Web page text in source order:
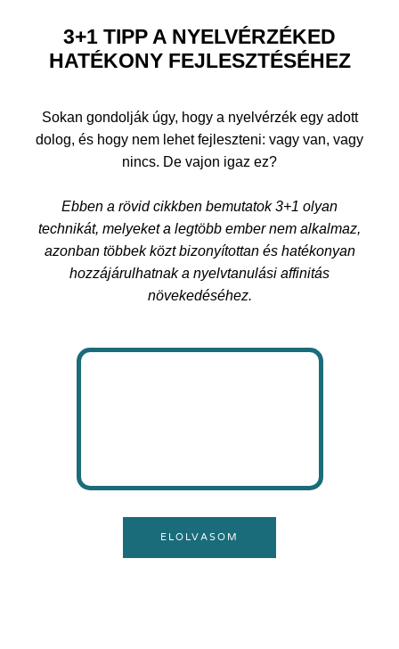
3+1 TIPP A NYELVÉRZÉKED
HATÉKONY FEJLESZTÉSÉHEZ
Sokan gondolják úgy, hogy a nyelvérzék egy adott
dolog, és hogy nem lehet fejleszteni: vagy van, vagy
nincs. De vajon igaz ez?
Ebben a rövid cikkben bemutatok 3+1 olyan
technikát, melyeket a legtöbb ember nem alkalmaz,
azonban többek közt bizonyítottan és hatékonyan
hozzájárulhatnak a nyelvtanulási affinitás
növekedéséhez.
ELOLVASOM